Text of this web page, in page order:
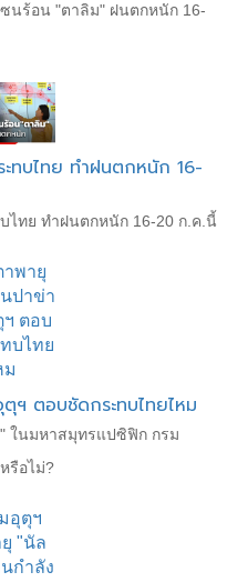
นร้อน "ตาลิม" ฝนตกหนัก 16-
ทบไทย ทำฝนตกหนัก 16-
ไทย ทำฝนตกหนัก 16-20 ก.ค.นี้
ฯ ตอบชัดกระทบไทยไหม
ในมหาสมุทรแปซิฟิก กรม
รือไม่?